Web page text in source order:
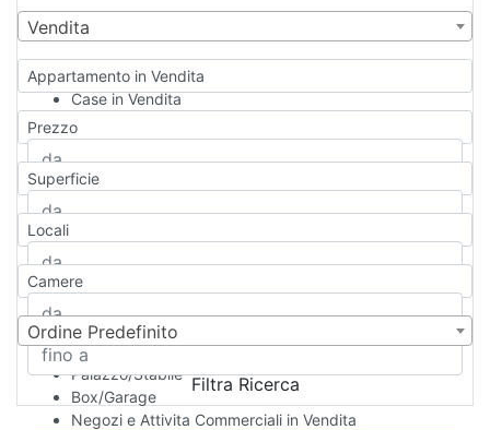
Vendita
Appartamento in Vendita
Case in Vendita
Qualsiasi
Appartamento
Casa indipendente
Casa Semi-indipendente
Attico/Mansarda
Rustico/Casale
Camera d'Albergo
Multiproprietà
Palazzo/Stabile
Box/Garage
Negozi e Attivita Commerciali in Vendita
Prezzo
Superficie
Locali
Camere
Ordine Predefinito
Filtra Ricerca